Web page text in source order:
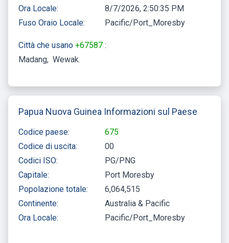
Ora Locale:
8/7/2026, 2:50:35 PM
Fuso Oraio Locale:
Pacific/Port_Moresby
Città che usano +67587 :
Madang Wewak
Papua Nuova Guinea Informazioni sul Paese
Codice paese:
675
Codice di uscita:
00
Codici ISO:
PG/PNG
Capitale:
Port Moresby
Popolazione totale:
6,064,515
Continente:
Australia & Pacific
Ora Locale:
Pacific/Port_Moresby